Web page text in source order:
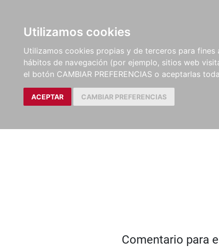
Utilizamos cookies
Utilizamos cookies propias y de terceros para
hábitos de navegación (por ejemplo, sitios web
el botón CAMBIAR PREFERENCIAS o aceptarlas
ACEPTAR CAMBIAR PREFERENCIAS
Comentario para